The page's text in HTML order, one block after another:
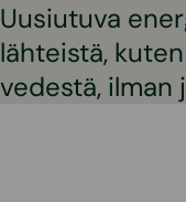
Uusiutuva
lähteistä,
vedestä, ilman